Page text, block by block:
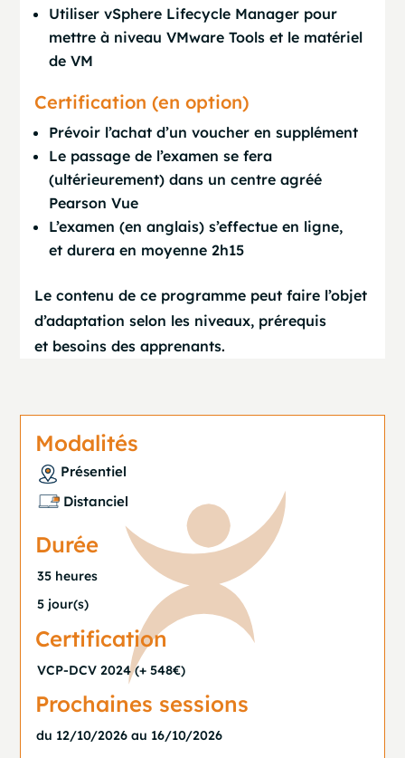
Utiliser vSphere Lifecycle Manager pour
mettre à niveau VMware Tools et le matériel
de VM
Certification (en option)
Prévoir l’achat d’un voucher en supplément
Le passage de l’examen se fera
(ultérieurement) dans un centre agréé
Pearson Vue
L’examen (en anglais) s’effectue en ligne,
et durera en moyenne 2h15
Le contenu de ce programme peut faire l’objet
d’adaptation selon les niveaux, prérequis
et besoins des apprenants.
Modalités
Présentiel
Distanciel
Durée
35 heures
5 jour(s)
Certification
VCP-DCV 2024 (+ 548€)
Prochaines sessions
du 12/10/2026 au 16/10/2026